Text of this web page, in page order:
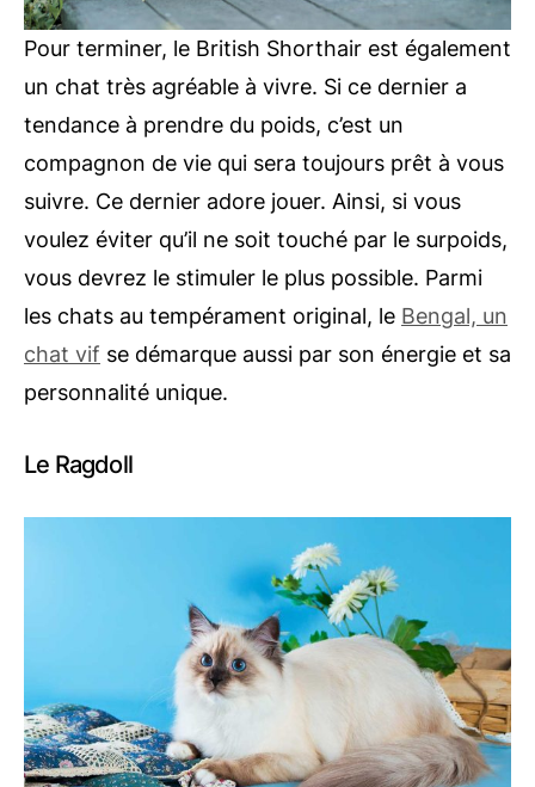
Pour terminer, le British Shorthair est également
un chat très agréable à vivre. Si ce dernier a
tendance à prendre du poids, c’est un
compagnon de vie qui sera toujours prêt à vous
suivre. Ce dernier adore jouer. Ainsi, si vous
voulez éviter qu’il ne soit touché par le surpoids,
vous devrez le stimuler le plus possible. Parmi
les chats au tempérament original, le Bengal, un
chat vif se démarque aussi par son énergie et sa
personnalité unique.
Le Ragdoll